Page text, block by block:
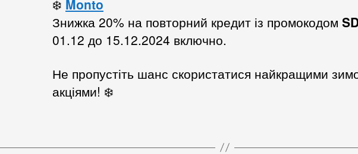
❄️ Monto
Знижка 20% на повторний кредит із промокодом
01.12 до 15.12.2024 включно.
Не пропустіть шанс скористатися найкращими
акціями! ❄️